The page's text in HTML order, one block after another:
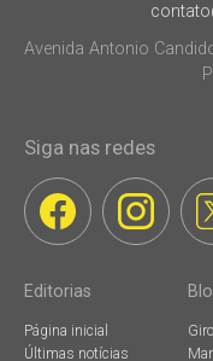
Avenida Antonio
Siga nas redes
Editorias
Página inicial
Últimas notícias